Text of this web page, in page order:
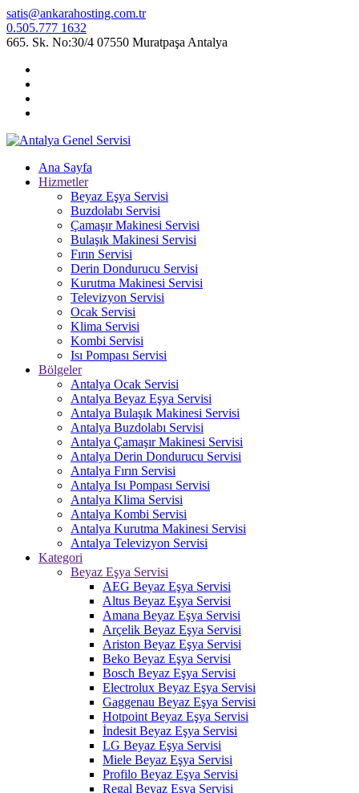
satis@ankarahosting.com.tr
0.505.777 1632
665. Sk. No:30/4 07550 Muratpaşa Antalya
Ana Sayfa
Hizmetler
Beyaz Eşya Servisi
Buzdolabı Servisi
Çamaşır Makinesi Servisi
Bulaşık Makinesi Servisi
Fırın Servisi
Derin Dondurucu Servisi
Kurutma Makinesi Servisi
Televizyon Servisi
Ocak Servisi
Klima Servisi
Kombi Servisi
Isı Pompası Servisi
Bölgeler
Antalya Ocak Servisi
Antalya Beyaz Eşya Servisi
Antalya Bulaşık Makinesi Servisi
Antalya Buzdolabı Servisi
Antalya Çamaşır Makinesi Servisi
Antalya Derin Dondurucu Servisi
Antalya Fırın Servisi
Antalya Isı Pompası Servisi
Antalya Klima Servisi
Antalya Kombi Servisi
Antalya Kurutma Makinesi Servisi
Antalya Televizyon Servisi
Kategori
Beyaz Eşya Servisi
AEG Beyaz Eşya Servisi
Altus Beyaz Eşya Servisi
Amana Beyaz Eşya Servisi
Arçelik Beyaz Eşya Servisi
Ariston Beyaz Eşya Servisi
Beko Beyaz Eşya Servisi
Bosch Beyaz Eşya Servisi
Electrolux Beyaz Eşya Servisi
Gaggenau Beyaz Eşya Servisi
Hotpoint Beyaz Eşya Servisi
İndesit Beyaz Eşya Servisi
LG Beyaz Eşya Servisi
Miele Beyaz Eşya Servisi
Profilo Beyaz Eşya Servisi
Regal Beyaz Eşya Servisi